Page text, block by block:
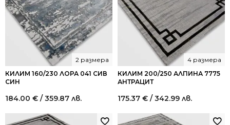
КИЛИМ 160/230 ЛОРА 041 СИВ
СИН
2 размера
184.00 € / 359.87 лв.
КИЛИМ 200/250 АЛПИНА 7775
АНТРАЦИТ
4 размера
175.37 € / 342.99 лв.